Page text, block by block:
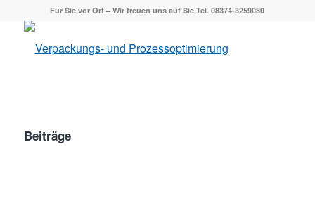
Für Sie vor Ort – Wir freuen uns auf Sie Tel. 08374-3259080
Beiträge